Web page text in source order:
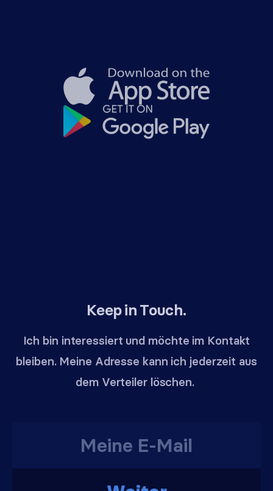
Keep in Touch.
Ich bin interessiert und möchte im Kontakt
bleiben. Meine Adresse kann ich jederzeit aus
dem Verteiler löschen.